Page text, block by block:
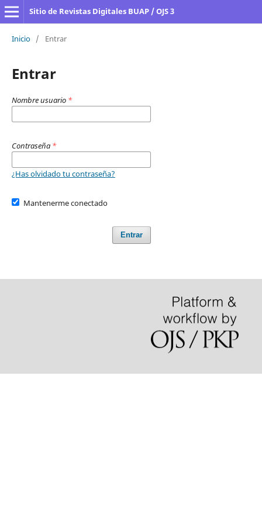
Sitio de Revistas Digitales BUAP / OJS 3
Inicio / Entrar
Entrar
Nombre usuario *
Contraseña *
¿Has olvidado tu contraseña?
Mantenerme conectado
Entrar